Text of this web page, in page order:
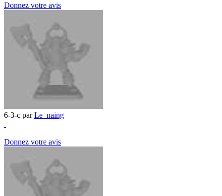
Donnez votre avis
6-3-c parLe_naing
Donnez votre avis